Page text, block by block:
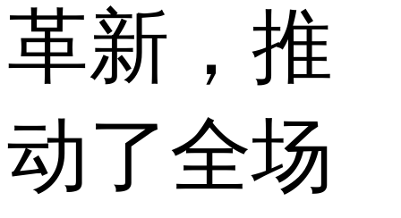
革新，推
动了全场